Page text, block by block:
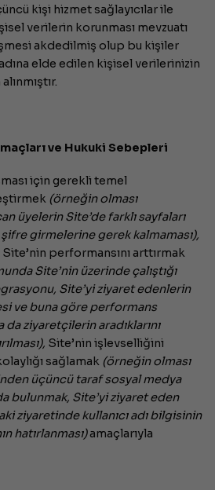
kişi hizmet sağlayıcılar ile
verilerin korunması mevzuatı
akdedilmiş olup bu kişiler
elde edilen kişisel verilerinizin
ve Hukuki Sebepleri
için gerekli temel
(örneğin olması
üyelerin Site’de farklı sayfaları
girmelerine gerek kalmaması),
performansını arttırmak
Site’nin üzerinde çalıştığı
Site’yi ziyaret edenlerin
ve buna göre performans
da ziyaretçilerin aradıklarını
Site’nin işlevselliğini
sağlamak (örneğin olması
üçüncü taraf sosyal medya
bulunmak, Site’yi ziyaret eden
ziyaretinde kullanıcı adı bilgisinin
hatırlanması)amaçlarıyla